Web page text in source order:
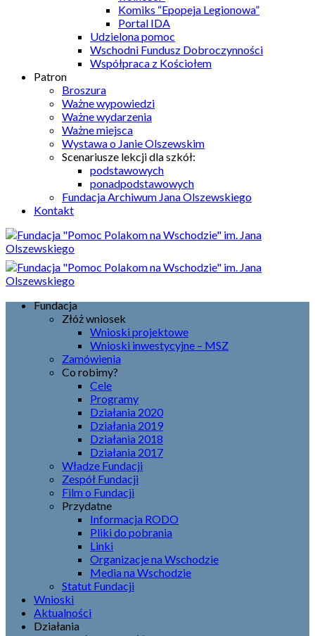
Komiks “Epopeja Legionowa”
Portal IDA
Udzielona pomoc
Wschodni Fundusz Dobroczynności
Współpraca z Kościołem
Patron
Broszura
Ważne wypowiedzi
Ważne wydarzenia
Ważne miejsca
Wystawa o Janie Olszewskim
Scenariusze lekcji dla szkół:
podstawowych
ponadpodstawowych
Fundacja Archiwum Jana Olszewskiego
Kontakt
Fundacja
Złóż wniosek
Wnioski projektowe
Wnioski inwestycyjne – MSZ
Zamówienia
Co robimy?
Cele
Programy
Działania 2020
Działania 2019
Działania 2018
Działania 2017
Władze Fundacji
Zespół Fundacji
Film o Fundacji
Przydatne
Informacja RODO
Pliki do pobrania
Linki
Organizacje na Wschodzie
Media na Wschodzie
Statut Fundacji
Wnioski
Aktualności
Działania